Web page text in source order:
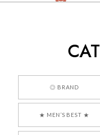
くっそかわいいし、ショ
嬉しいレビューを
気に入っていただ
言葉をいただきあ
お買い物いただけ
◎ BRAND
★ MEN’S BEST ★